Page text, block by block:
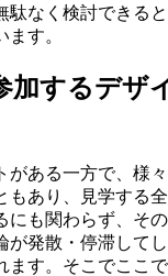
駄なく検討できる
す。
加するデザ
がある一方で、様
もあり、見学する
にも関わらず、そ
が発散・停滞して
ます。そこでここ